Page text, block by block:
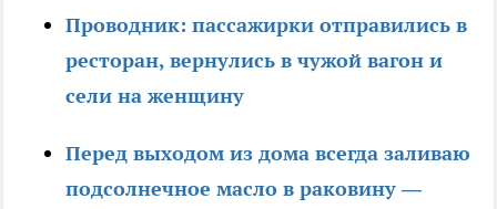
Проводник: пассажирки отправились в
ресторан, вернулись в чужой вагон и
сели на женщину
Перед выходом из дома всегда заливаю
подсолнечное масло в раковину —